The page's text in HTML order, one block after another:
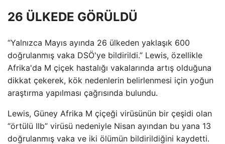
26 ÜLKEDE GÖRÜLDÜ
“Yalnızca Mayıs ayında 26 ülkeden yaklaşık 600
doğrulanmış vaka DSÖ'ye bildirildi.” Lewis, özellikle
Afrika'da M çiçek hastalığı vakalarında artış olduğuna
dikkat çekerek, kök nedenlerin belirlenmesi için yoğun
araştırma yapılması çağrısında bulundu.
Lewis, Güney Afrika M çiçeği virüsünün bir çeşidi olan
“örtülü IIb” virüsü nedeniyle Nisan ayından bu yana 13
doğrulanmış vaka ve iki ölümün bildirildiğini kaydetti.